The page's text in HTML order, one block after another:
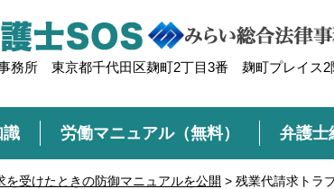
務所 東京都千代田区麹町2丁目3番 麹町プレイス2
識 労働マニュアル（無料） 弁護士
を受けたときの防御マニュアルを公開 > 残業代請求トラ